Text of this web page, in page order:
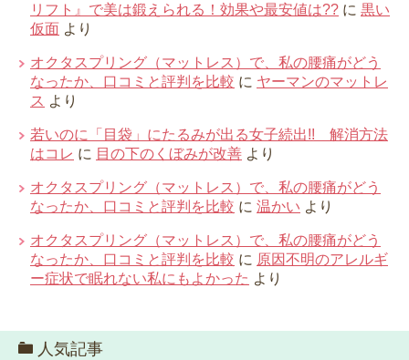
リフト』で美は鍛えられる！効果や最安値は?? に 黒い
仮面 より
オクタスプリング（マットレス）で、私の腰痛がどう
なったか、口コミと評判を比較 に ヤーマンのマットレ
ス より
若いのに「目袋」にたるみが出る女子続出!! 解消方法
はコレ に 目の下のくぼみが改善 より
オクタスプリング（マットレス）で、私の腰痛がどう
なったか、口コミと評判を比較 に 温かい より
オクタスプリング（マットレス）で、私の腰痛がどう
なったか、口コミと評判を比較 に 原因不明のアレルギ
ー症状で眠れない私にもよかった より
人気記事